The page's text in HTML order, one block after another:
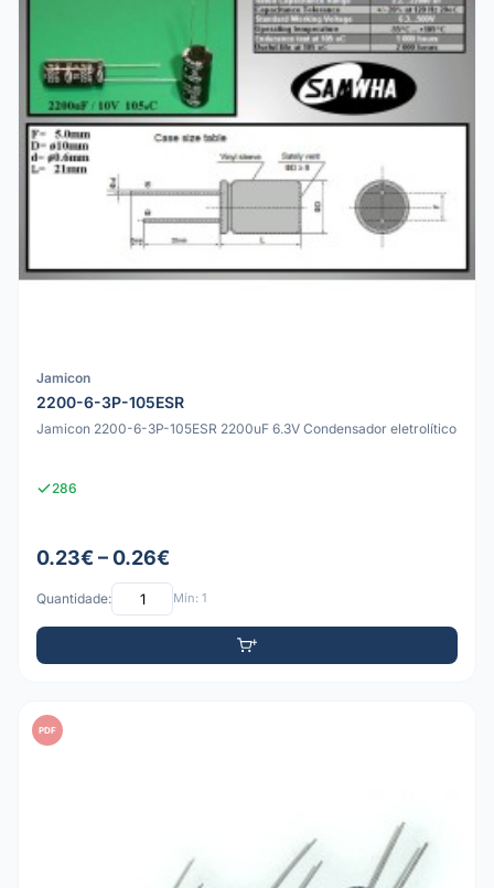
Jamicon
2200-6-3P-105ESR
Jamicon 2200-6-3P-105ESR 2200uF 6.3V Condensador eletrolítico
286
0.23€ – 0.26€
Quantidade: Mín: 1
PDF